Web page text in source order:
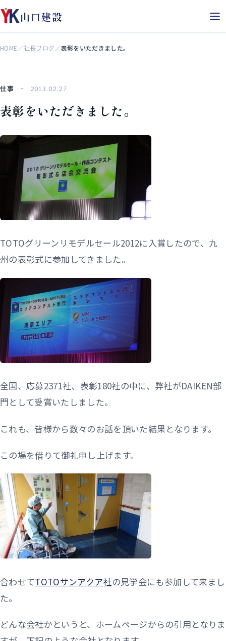
山口建設
HOME／社長ブログ／表彰をいただきました。
仕事 2013.02.27
表彰をいただきました。
TOTOグリーンリモデルセール2012に入賞したので、九
州の表彰式に参加してきました。
全国、応募2371社、表彰180社の中に、弊社がDAIKEN部
門として受賞いたしました。
これも、皆様から数々のお話を頂いた結果となります。
この場を借りて御礼申し上げます。
合わせてTOTOサンアクア社の見学会にも参加して来まし
た。
どんな会社かというと、ホームページからの引用となりま